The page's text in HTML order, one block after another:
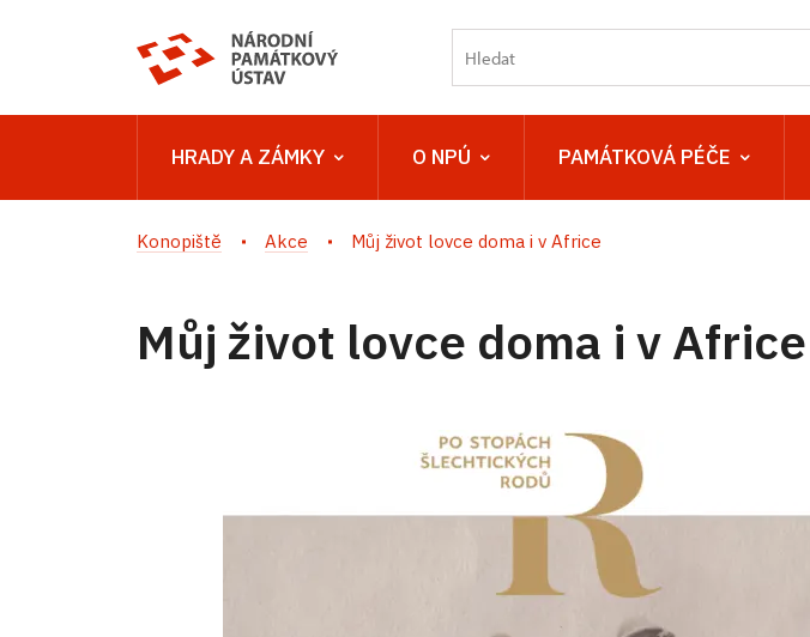
HRADY A ZÁMKY O NPÚ PAMÁTKOVÁ PÉČE
Konopiště Akce Můj život lovce doma i v Africe
Můj život lovce doma i v Africe